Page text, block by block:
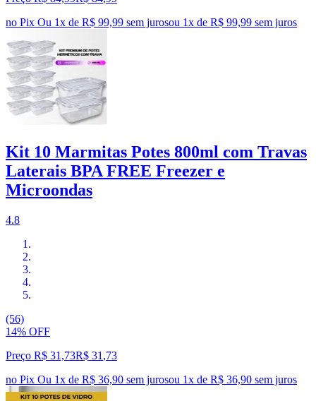
no Pix Ou 1x de R$ 99,99 sem jurosou 1x de R$ 99,99 sem juros
Kit 10 Marmitas Potes 800ml com Travas
Laterais BPA FREE Freezer e
Microondas
4.8
(56)
14% OFF
Preço R$ 31,73R$ 31 ,73
no Pix Ou 1x de R$ 36,90 sem jurosou 1x de R$ 36,90 sem juros